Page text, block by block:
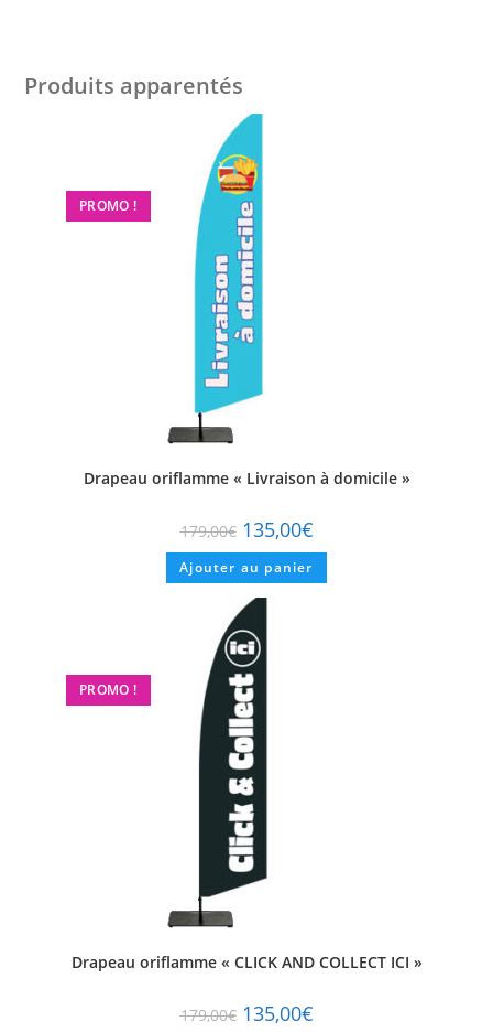
Produits apparentés
PROMO !
Drapeau oriflamme « Livraison à domicile »
179,00€ 135,00€
Ajouter au panier
PROMO !
Drapeau oriflamme « CLICK AND COLLECT ICI »
179,00€ 135,00€